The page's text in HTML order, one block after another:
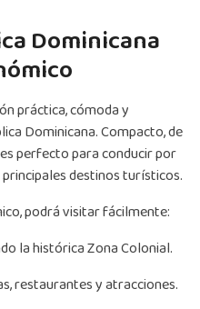
Dominicana
práctica, cómoda y
Dominicana. Compacto, de
perfecto para conducir por
destinos turísticos.
podrá visitar fácilmente:
la histórica Zona Colonial.
restaurantes y atracciones.